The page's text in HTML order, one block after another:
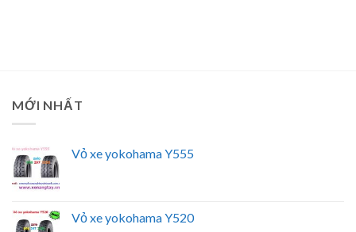
MỚI NHẤT
Vỏ xe yokohama Y555
Vỏ xe yokohama Y520